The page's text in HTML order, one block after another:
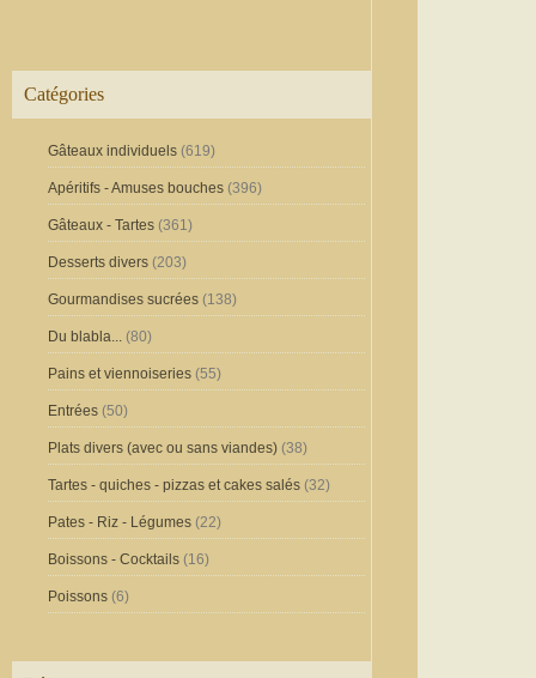
Catégories
Gâteaux individuels (619)
Apéritifs - Amuses bouches (396)
Gâteaux - Tartes (361)
Desserts divers (203)
Gourmandises sucrées (138)
Du blabla... (80)
Pains et viennoiseries (55)
Entrées (50)
Plats divers (avec ou sans viandes) (38)
Tartes - quiches - pizzas et cakes salés (32)
Pates - Riz - Légumes (22)
Boissons - Cocktails (16)
Poissons (6)